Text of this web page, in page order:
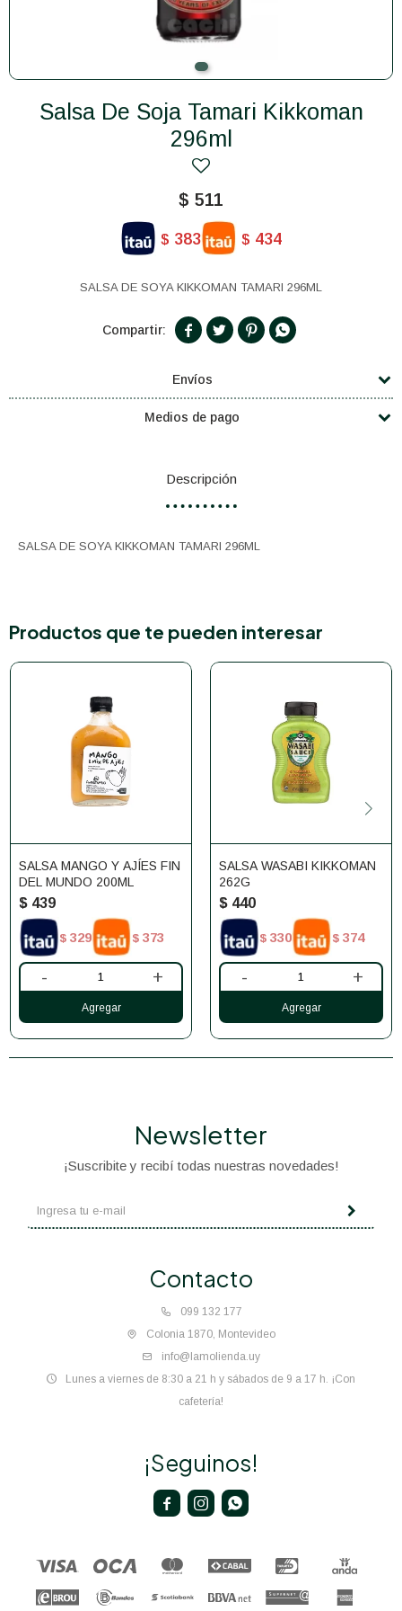
Salsa De Soja Tamari Kikkoman
296ml
$ 511
$ 383 $ 434
SALSA DE SOYA KIKKOMAN TAMARI 296ML
   
Envíos
Medios de pago
Descripción
SALSA DE SOYA KIKKOMAN TAMARI 296ML
Productos que te pueden interesar
SALSA MANGO Y AJÍES FIN
DEL MUNDO 200ML
$ 439
$ 329 $ 373
- +
SALSA WASABI KIKKOMAN
262G
$ 440
$ 330 $ 374
- +
Contacto
099 132 177
Colonia 1870, Montevideo
info@lamolienda.uy
Lunes a viernes de 8:30 a 21 h y sábados de 9 a 17 h. ¡Con
cafetería!
Newsletter
¡Suscribite y recibí todas nuestras novedades!
¡Seguinos!
  